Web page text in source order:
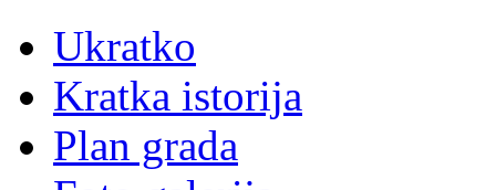
Ukratko
Kratka istorija
Plan grada